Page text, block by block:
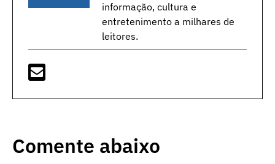
informação, cultura e
entretenimento a milhares de
leitores.
Comente abaixo